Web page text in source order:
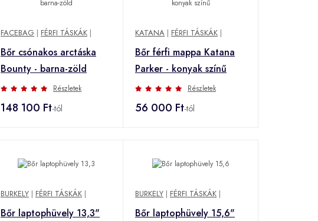
FACEBAG | FÉRFI TÁSKÁK |
Bőr csónakos arctáska
Bounty - barna-zöld
Részletek
148 100 Ft-tól
KATANA | FÉRFI TÁSKÁK |
Bőr férfi mappa Katana
Parker - konyak színű
Részletek
56 000 Ft-tól
BURKELY | FÉRFI TÁSKÁK |
Bőr laptophüvely 13,3"
BURKELY | FÉRFI TÁSKÁK |
Bőr laptophüvely 15,6"